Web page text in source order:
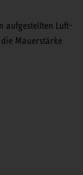
aufgestellten Luft-
Mauerstärke